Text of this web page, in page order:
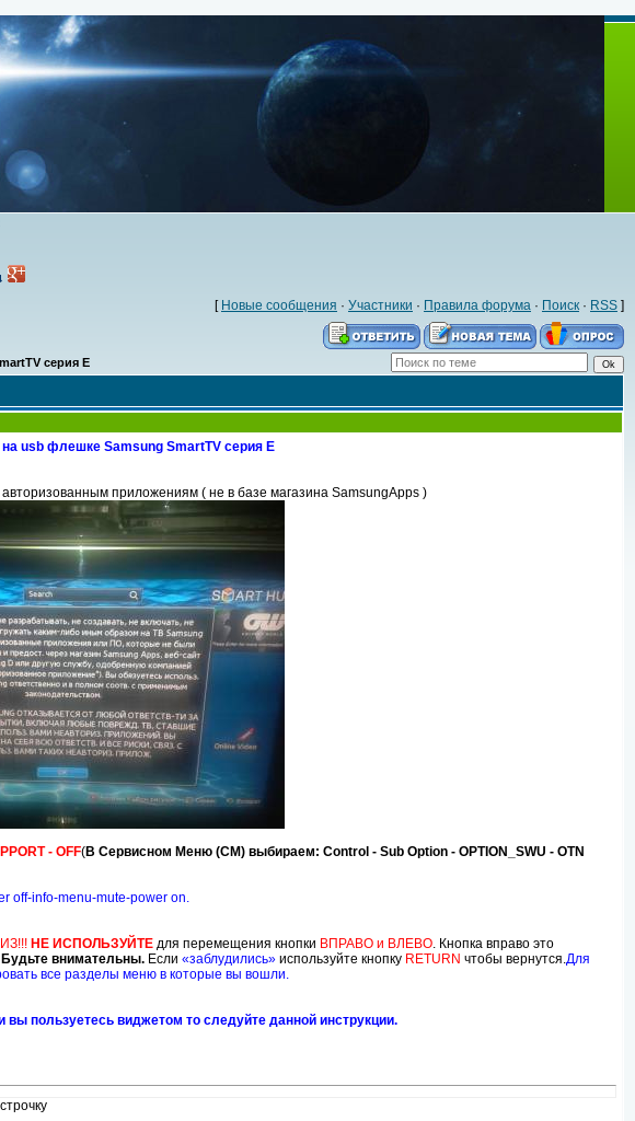
[ Новые сообщения · Участники · Правила форума · Поиск · RSS ]
серия E
usb флешке Samsung SmartTV серия E
приложениям ( не в базе магазина SamsungApps )
- OFF(В Сервисном Меню (СМ) выбираем: Control - Sub Option - OPTION_SWU - OTN
off-info-menu-mute-power on.
НЕ ИСПОЛЬЗУЙТЕ для перемещения кнопки ВПРАВО и ВЛЕВО. Кнопка вправо это
Будьте внимательны. Если «заблудились» используйте кнопку RETURN чтобы вернутся.Для
все разделы меню в которые вы вошли.
вы пользуетесь виджетом то следуйте данной инструкции.